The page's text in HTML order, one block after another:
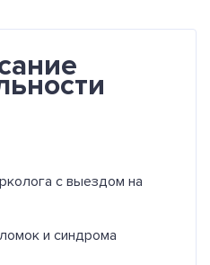
с выездом на
и синдрома